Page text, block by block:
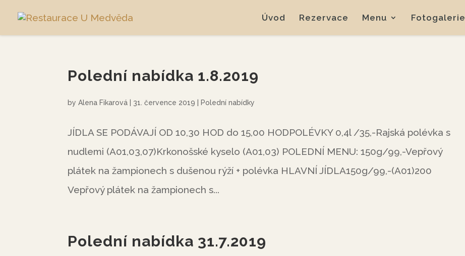
Úvod Rezervace Menu Fotogalerie
Polední nabídka 1.8.2019
byAlena Fikarová 31. července 2019 Polední nabídky
JÍDLA SE PODÁVAJÍ OD 10,30 HOD do 15,00 HODPOLÉVKY 0,4l /35,-Rajská polévka s
nudlemi (A01,03,07)Krkonošské kyselo (A01,03) POLEDNÍ MENU: 150g/99,-Vepřový
plátek na žampionech s dušenou rýží + polévka HLAVNÍ JÍDLA150g/99,-(A01)200
Vepřový plátek na žampionech s...
Polední nabídka 31.7.2019